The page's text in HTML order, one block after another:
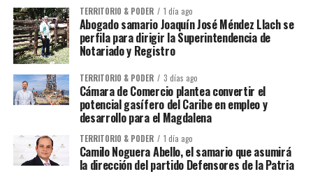
TERRITORIO & PODER 1 día ago
Abogado samario Joaquín José Méndez Llach se
perfila para dirigir la Superintendencia de
Notariado y Registro
TERRITORIO & PODER 3 días ago
Cámara de Comercio plantea convertir el
potencial gasífero del Caribe en empleo y
desarrollo para el Magdalena
TERRITORIO & PODER 1 día ago
Camilo Noguera Abello, el samario que asumirá
la dirección del partido Defensores de la Patria